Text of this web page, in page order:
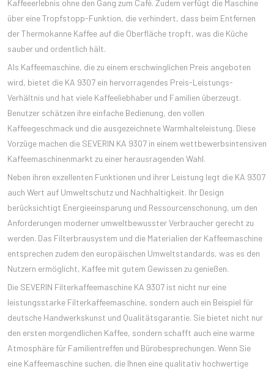
Kaffeeerlebnis ohne den Gang zum Café. Zudem verfügt die Maschine
über eine Tropfstopp-Funktion, die verhindert, dass beim Entfernen
der Thermokanne Kaffee auf die Oberfläche tropft, was die Küche
sauber und ordentlich hält.
Als Kaffeemaschine, die zu einem erschwinglichen Preis angeboten
wird, bietet die KA 9307 ein hervorragendes Preis-Leistungs-
Verhältnis und hat viele Kaffeeliebhaber und Familien überzeugt.
Benutzer schätzen ihre einfache Bedienung, den vollen
Kaffeegeschmack und die ausgezeichnete Warmhalteleistung. Diese
Vorzüge machen die SEVERIN KA 9307 in einem wettbewerbsintensiven
Kaffeemaschinenmarkt zu einer herausragenden Wahl.
Neben ihren exzellenten Funktionen und ihrer Leistung legt die KA 9307
auch Wert auf Umweltschutz und Nachhaltigkeit. Ihr Design
berücksichtigt Energieeinsparung und Ressourcenschonung, um den
Anforderungen moderner umweltbewusster Verbraucher gerecht zu
werden. Das Filterbrausystem und die Materialien der Kaffeemaschine
entsprechen zudem den europäischen Umweltstandards, was es den
Nutzern ermöglicht, Kaffee mit gutem Gewissen zu genießen.
Die SEVERIN Filterkaffeemaschine KA 9307 ist nicht nur eine
leistungsstarke Filterkaffeemaschine, sondern auch ein Beispiel für
deutsche Handwerkskunst und Qualitätsgarantie. Sie bietet nicht nur
den ersten morgendlichen Kaffee, sondern schafft auch eine warme
Atmosphäre für Familientreffen und Bürobesprechungen. Wenn Sie
eine Kaffeemaschine suchen, die Ihnen eine qualitativ hochwertige